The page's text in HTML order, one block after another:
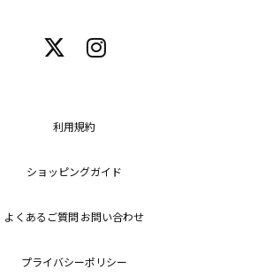
利用規約
ショッピングガイド
よくあるご質問 お問い合わせ
プライバシーポリシー